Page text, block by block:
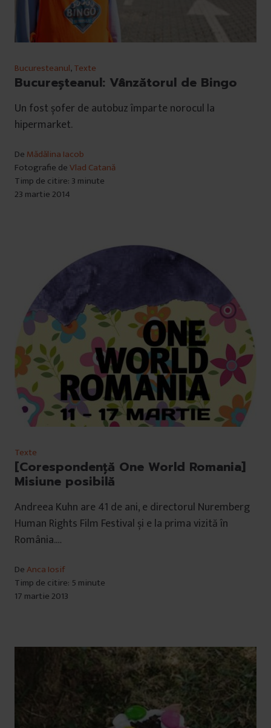
Bucuresteanul,Texte
Bucureşteanul: Vânzătorul de Bingo
Un fost șofer de autobuz împarte norocul la
hipermarket.
De Mădălina Iacob
Fotografie deVlad Catană
Timp de citire: 3 minute
23 martie 2014
Texte
[Corespondenţă One World Romania]
Misiune posibilă
Andreea Kuhn are 41 de ani, e directorul Nuremberg
Human Rights Film Festival și e la prima vizită în
România.…
DeAnca Iosif
Timp de citire: 5 minute
17 martie 2013